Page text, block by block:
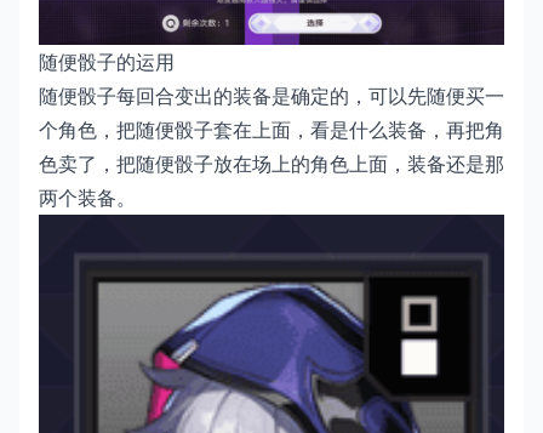
随便骰子的运用
随便骰子每回合变出的装备是确定的，可以先随便买一
个角色，把随便骰子套在上面，看是什么装备，再把角
色卖了，把随便骰子放在场上的角色上面，装备还是那
两个装备。